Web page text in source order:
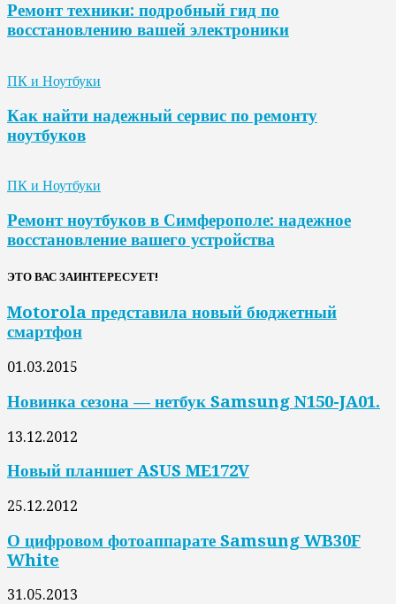
Ремонт техники: подробный гид по
восстановлению вашей электроники
ПК и Ноутбуки
Как найти надежный сервис по ремонту
ноутбуков
ПК и Ноутбуки
Ремонт ноутбуков в Симферополе: надежное
восстановление вашего устройства
ЭТО ВАС ЗАИНТЕРЕСУЕТ!
Motorola представила новый бюджетный
смартфон
01.03.2015
Новинка сезона — нетбук Samsung N150-JA01.
13.12.2012
Новый планшет ASUS ME172V
25.12.2012
О цифровом фотоаппарате Samsung WB30F
White
31.05.2013